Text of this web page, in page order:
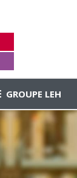
GROUPE LEH